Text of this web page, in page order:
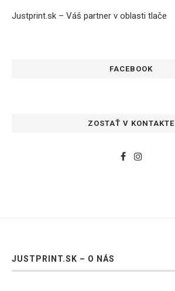
Justprint.sk – Váš partner v oblasti tlače
FACEBOOK
ZOSTAŤ V KONTAKTE
JUSTPRINT.SK – O NÁS